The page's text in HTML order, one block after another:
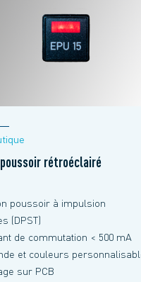
rétroéclairé
poussoir à impulsion
(DPST)
de commutation < 500 mA
et couleurs
sur PCB